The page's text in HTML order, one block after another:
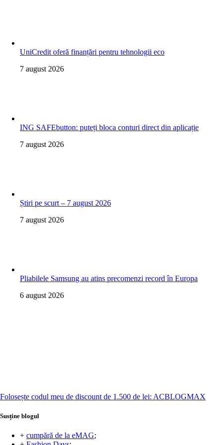
UniCredit oferă finanțări pentru tehnologii eco
7 august 2026
ING SAFEbutton: puteți bloca conturi direct din aplicație
7 august 2026
Știri pe scurt – 7 august 2026
7 august 2026
Pliabilele Samsung au atins precomenzi record în Europa
6 august 2026
Folosește codul meu de discount de 1.500 de lei: ACBLOGMAX
Susține blogul
+ cumpără de la eMAG;